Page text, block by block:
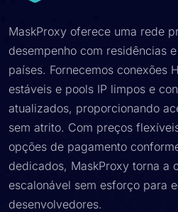
MaskProxy oferece uma rede
desempenho com residências
países. Fornecemos conexões
estáveis ​​e pools IP limpos e
atualizados, proporcionando
sem atrito. Com preços
opções de pagamento
dedicados, MaskProxy torna a
escalonável sem esforço para
desenvolvedores.